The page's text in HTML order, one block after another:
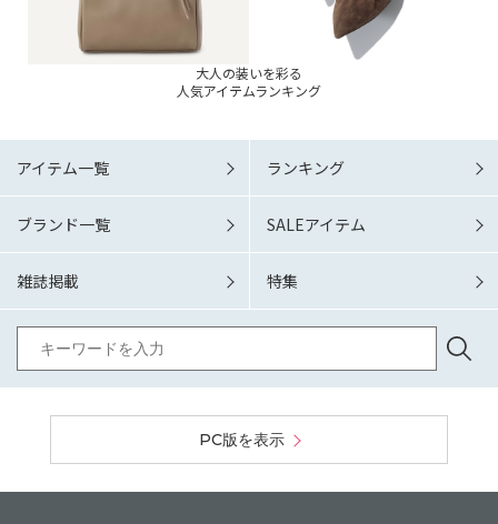
大人の装いを彩る
人気アイテムランキング
アイテム一覧 ランキング
ブランド一覧 SALEアイテム
雑誌掲載 特集
PC版を表示